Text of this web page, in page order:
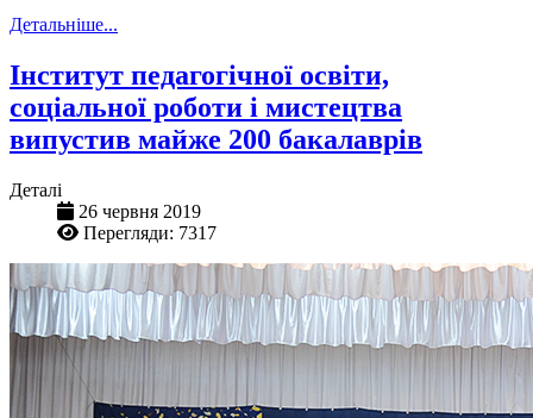
Детальніше...
Інститут педагогічної освіти,
соціальної роботи і мистецтва
випустив майже 200 бакалаврів
Деталі
26 червня 2019
Перегляди: 7317